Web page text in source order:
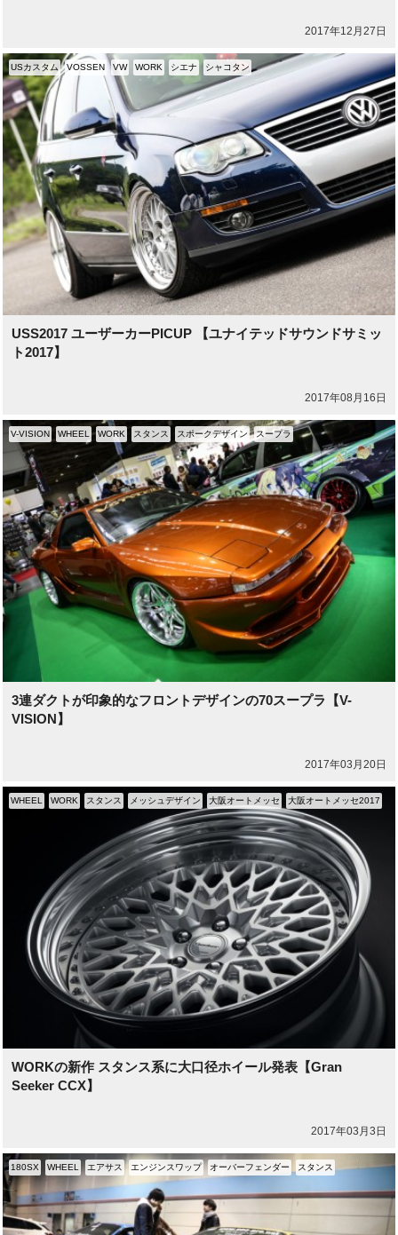
2017年12月27日
USS2017 ユーザーカーPICUP 【ユナイテッドサウンドサミッ
ト2017】
2017年08月16日
USカスタム VOSSEN VW WORK シエナ シャコタン
3連ダクトが印象的なフロントデザインの70スープラ【V-
VISION】
2017年03月20日
V-VISION WHEEL WORK スタンス スポークデザイン スープラ
WORKの新作 スタンス系に大口径ホイール発表【Gran
Seeker CCX】
2017年03月3日
WHEEL WORK スタンス メッシュデザイン 大阪オートメッセ 大阪オートメッセ2017
180SX WHEEL エアサス エンジンスワップ オーバーフェンダー スタンス